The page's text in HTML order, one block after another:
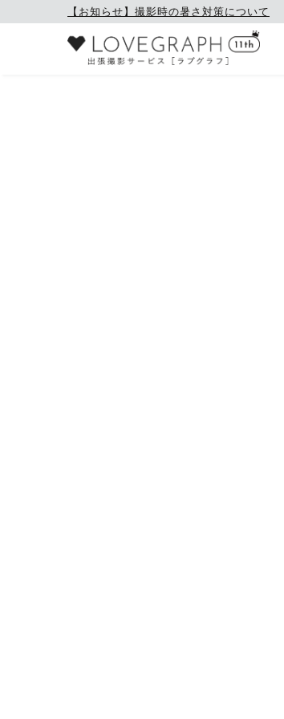
【お知らせ】撮影時の暑さ対策について